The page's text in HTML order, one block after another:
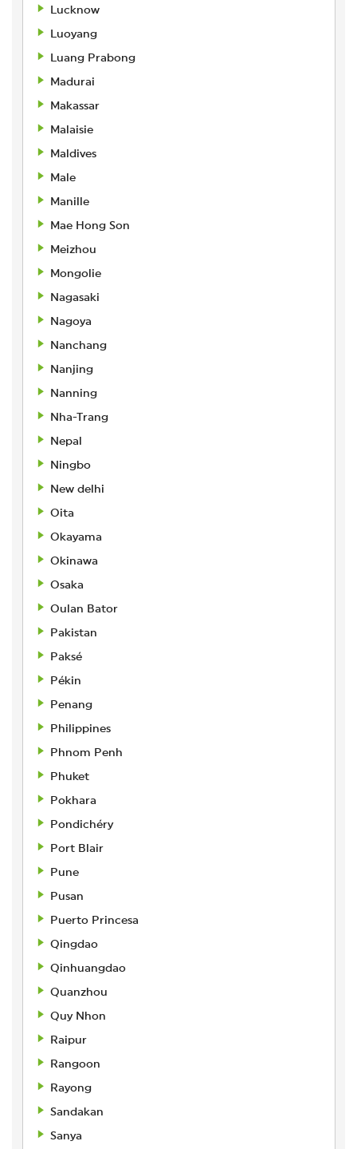
Lucknow
Luoyang
Luang Prabong
Madurai
Makassar
Malaisie
Maldives
Male
Manille
Mae Hong Son
Meizhou
Mongolie
Nagasaki
Nagoya
Nanchang
Nanjing
Nanning
Nha-Trang
Nepal
Ningbo
New delhi
Oita
Okayama
Okinawa
Osaka
Oulan Bator
Pakistan
Paksé
Pékin
Penang
Philippines
Phnom Penh
Phuket
Pokhara
Pondichéry
Port Blair
Pune
Pusan
Puerto Princesa
Qingdao
Qinhuangdao
Quanzhou
Quy Nhon
Raipur
Rangoon
Rayong
Sandakan
Sanya